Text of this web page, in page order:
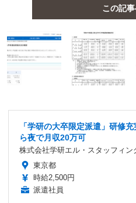
この記
「学研の大卒限定派遣」研修
ら夜で月収20万可
株式会社学研エル・スタッフィン
東京都
時給2,500円
派遣社員